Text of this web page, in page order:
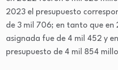
2023 el presupuesto
de 3 mil 706; en tanto que en
asignada fue de 4 mil 452 y
presupuesto de 4 mil 854